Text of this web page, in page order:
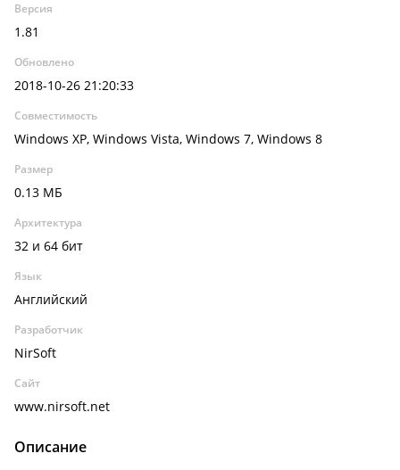
Версия
1.81
Обновлено
2018-10-26 21:20:33
Совместимость
Windows XP, Windows Vista, Windows 7, Windows 8
Размер
0.13 МБ
Архитектура
32 и 64 бит
Язык
Английский
Разработчик
NirSoft
Сайт
www.nirsoft.net
Описание